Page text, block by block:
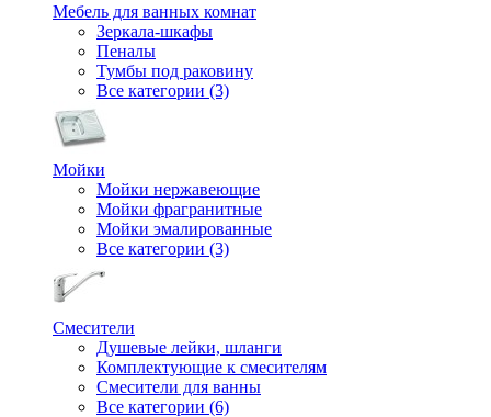
Мебель для ванных комнат
Зеркала-шкафы
Пеналы
Тумбы под раковину
Все категории (3)
Мойки
Мойки нержавеющие
Мойки фрагранитные
Мойки эмалированные
Все категории (3)
Смесители
Душевые лейки, шланги
Комплектующие к смесителям
Смесители для ванны
Все категории (6)